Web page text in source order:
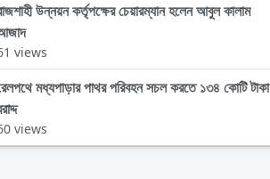
উন্নয়ন কর্তৃপক্ষের চেয়ারম্যান হলেন আবুল কালাম
views
মধ্যপাড়ার পাথর পরিবহন সচল করতে ১৩৪ কোটি টাকা
views